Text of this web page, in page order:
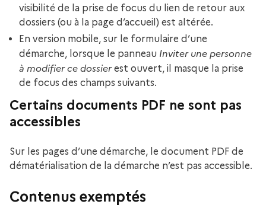
visibilité de la prise de focus du lien de retour aux
dossiers (ou à la page d’accueil) est altérée.
En version mobile, sur le formulaire d’une
démarche, lorsque le panneau Inviter une personne
à modifier ce dossierest ouvert, il masque la prise
de focus des champs suivants.
Certains documents PDF ne sont pas
accessibles
Sur les pages d’une démarche, le document PDF de
dématérialisation de la démarche n’est pas accessible.
Contenus exemptés